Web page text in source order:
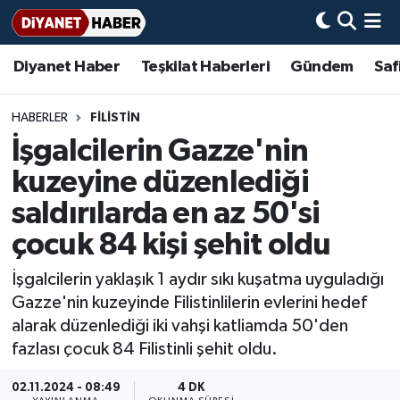
Diyanet Haber Teşkilat Haberleri Gündem
HABERLER FILISTIN
İşgalcilerin Gazze'nin
kuzeyine düzenlediği
saldırılarda en az 50'si
çocuk 84 kişi şehit oldu
İşgalcilerin yaklaşık 1 aydır sıkı kuşatma uyguladığı
Gazze'nin kuzeyinde Filistinlilerin evlerini hedef
alarak düzenlediği iki vahşi katliamda 50'den
fazlası çocuk 84 Filistinli şehit oldu.
02.11.2024 - 08:49 4 DK
Diyanet Haber
Teşkilat Haberleri
Adana Müftülüğü
Adıyaman Müftülüğü
Afyonkarahisar Müftülüğü
Ağrı Müftülüğü
Aksaray Müftülüğü
Amasya Müftülüğü
Ankara Müftülüğü
Antalya Müftülüğü
Gündem
#Keşfet
Bir Ayet
Bir Hikaye
Biyografiler
Dini kavramlar
Diyanet Bilgi
Diyanet Takvimi
Hadislerle İslam
Basında Bugün
DİYANET eKİTAP
Diyanet Dergi
Aile Dergisi
Aylık Dergi
TDV
İmam Hatip Okulları
Başmakale
Hadis-i Şerifler
Hayat Okumaları
Nöbetçi Eczaneler
Hava Durumu
Ankara Namaz Vakitleri
Trafik Durumu
Süper Lig Puan Durumu ve Fikstür
Tüm Manşetler
Son Dakika Haberleri
Haber Arşivi